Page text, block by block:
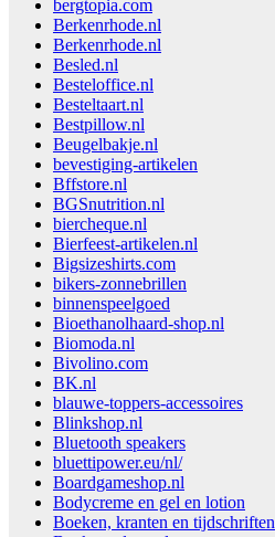
bergtopia.com
Berkenrhode.nl
Berkenrhode.nl
Besled.nl
Besteloffice.nl
Besteltaart.nl
Bestpillow.nl
Beugelbakje.nl
bevestiging-artikelen
Bffstore.nl
BGSnutrition.nl
biercheque.nl
Bierfeest-artikelen.nl
Bigsizeshirts.com
bikers-zonnebrillen
binnenspeelgoed
Bioethanolhaard-shop.nl
Biomoda.nl
Bivolino.com
BK.nl
blauwe-toppers-accessoires
Blinkshop.nl
Bluetooth speakers
bluettipower.eu/nl/
Boardgameshop.nl
Bodycreme en gel en lotion
Boeken, kranten en tijdschriften